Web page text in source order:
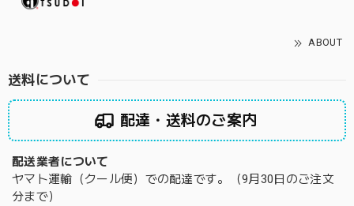
ABOUT
送料について
配達・送料のご案内
配送業者について
ヤマト運輸（クール便）での配達です。（9月30日のご注文
分まで）